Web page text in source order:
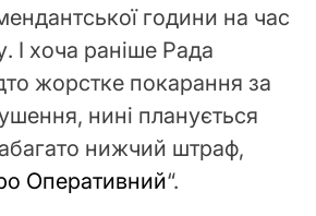
години на час
І хоча раніше Рада
жорстке покарання за
нині планується
нижчий штраф,
Оперативний“.